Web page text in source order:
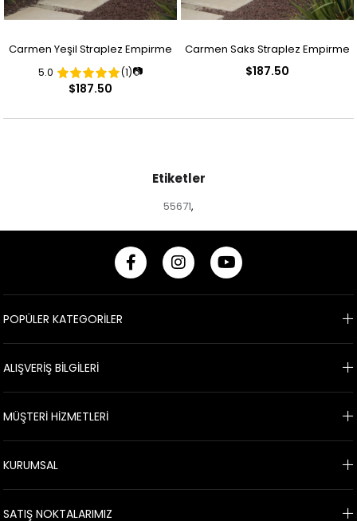
Carmen Yeşil Straplez Empirme
Desenli Abiye Elbise
5.0 (1)📷
$187.50
Carmen Saks Straplez Empirme
$187.50
Etiketler
55671,
POPÜLER KATEGORİLER
ALIŞVERİŞ BİLGİLERİ
MÜŞTERİ HİZMETLERİ
KURUMSAL
SATIŞ NOKTALARIMIZ